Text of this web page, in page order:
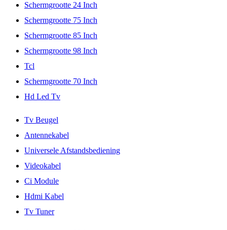
Schermgrootte 24 Inch
Schermgrootte 75 Inch
Schermgrootte 85 Inch
Schermgrootte 98 Inch
Tcl
Schermgrootte 70 Inch
Hd Led Tv
Tv Beugel
Antennekabel
Universele Afstandsbediening
Videokabel
Ci Module
Hdmi Kabel
Tv Tuner